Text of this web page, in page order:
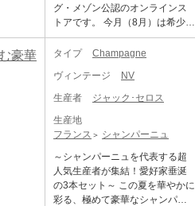
グ・メゾン公認のオンラインス
トアです。 今月（8月）は希少な
特別商品をご案内いたしますの
で、ぜひご注目ください。 こち
ランド・キュヴェ 173 エディシ
ョンを期間限定・特別価格でご
＞ クリュッグ グランド・キュヴ
ェ 173 エディション ×6本 ◆ク
リュッグ グランド・キュヴェ 17
3 エディションについて クリュ
ッグ グランド・キュヴェ 173 エ
ディションは、13年の異なる収
豪華
タイプ
Champagne
ヴィンテージ
NV
生産者
ジャック･セロス
生産地
フランス
シャンパーニュ
～シャンパーニュを代表する超
人気生産者が集結！愛好家垂涎
の3本セット～ この夏を華やかに
彩る、極めて豪華なシャンパー